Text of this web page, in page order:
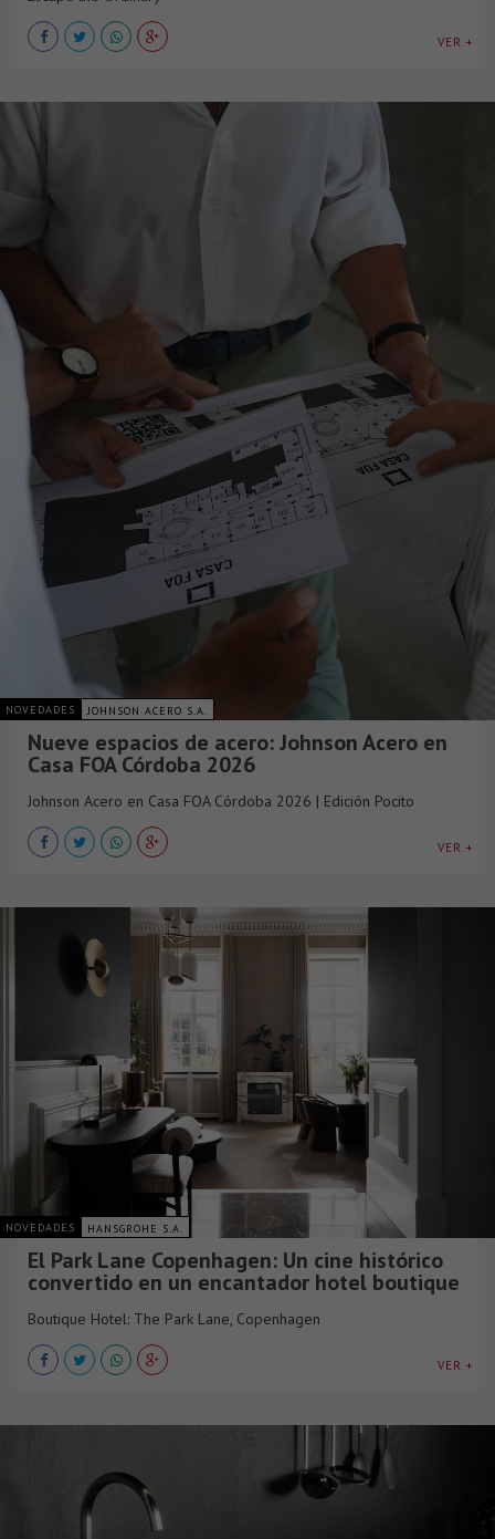
VER +
NOVEDADES JOHNSON ACERO S.A.
Nueve espacios de acero: Johnson Acero en
Casa FOA Córdoba 2026
Johnson Acero en Casa FOA Córdoba 2026 | Edición Pocito
VER +
NOVEDADES HANSGROHE S.A.
El Park Lane Copenhagen: Un cine histórico
convertido en un encantador hotel boutique
Boutique Hotel: The Park Lane, Copenhagen
VER +